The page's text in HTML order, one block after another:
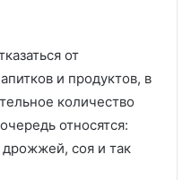
от
и продуктов, в
количество
относятся:
соя и так